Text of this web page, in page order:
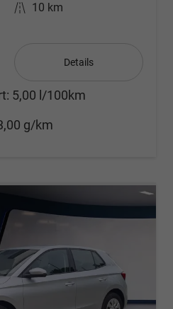
Kilometerstand 10 km
Details
5,00 l/100km
g/km